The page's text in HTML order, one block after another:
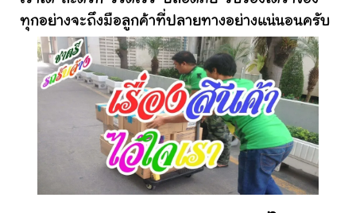
ทุกอย่างจะถึงมือลูกค้าที่ปลายทางอย่างแน่นอนครับ